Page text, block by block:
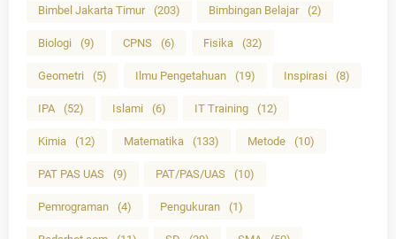
Bimbel Jakarta Timur (203) Bimbingan Belajar (2)
Biologi (9) CPNS (6) Fisika (32)
Geometri (5) Ilmu Pengetahuan (19) Inspirasi (8)
IPA (52) Islami (6) IT Training (12)
Kimia (12) Matematika (133) Metode (10)
PAT PAS UAS (9) PAT/PAS/UAS (10)
Pemrograman (4) Pengukuran (1)